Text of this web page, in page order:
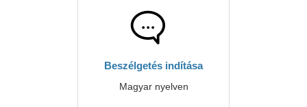
Beszélgetés indítása
Magyar nyelven